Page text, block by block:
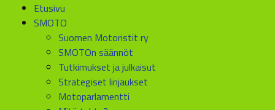
Etusivu
SMOTO
Suomen Motoristit ry
SMOTOn säännöt
Tutkimukset ja julkaisut
Strategiset linjaukset
Motoparlamentti